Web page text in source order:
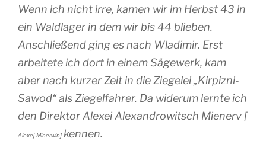
Wenn ich nicht irre, kamen wir im Herbst 43 in
ein Waldlager in dem wir bis 44 blieben.
Anschließend ging es nach Wladimir. Erst
arbeitete ich dort in einem Sägewerk, kam
aber nach kurzer Zeit in die Ziegelei „Kirpizni-
Sawod“ als Ziegelfahrer. Da widerum lernte ich
den Direktor Alexei Alexandrowitsch Mienerv [
Alexej Minerwin] kennen.